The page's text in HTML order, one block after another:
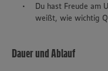
Du hast Freude am
weißt, wie wichtig
Dauer und Ablauf